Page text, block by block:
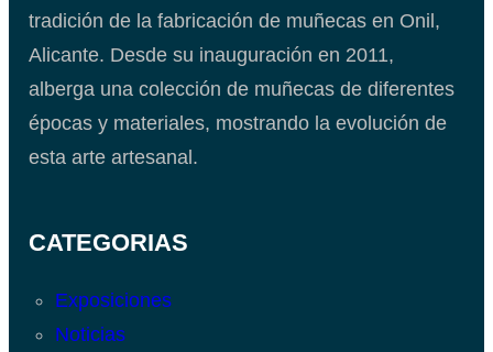
tradición de la fabricación de muñecas en Onil,
Alicante. Desde su inauguración en 2011,
alberga una colección de muñecas de diferentes
épocas y materiales, mostrando la evolución de
esta arte artesanal.
CATEGORIAS
Exposiciones
Noticias